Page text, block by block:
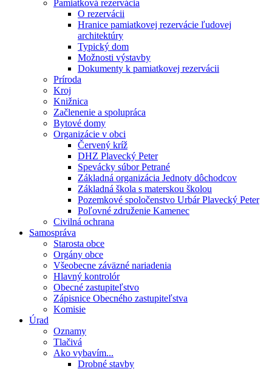
Pamiatková rezervácia
O rezervácii
Hranice pamiatkovej rezervácie ľudovej
architektúry
Typický dom
Možnosti výstavby
Dokumenty k pamiatkovej rezervácii
Príroda
Kroj
Knižnica
Začlenenie a spolupráca
Bytové domy
Organizácie v obci
Červený kríž
DHZ Plavecký Peter
Spevácky súbor Petrané
Základná organizácia Jednoty dôchodcov
Základná škola s materskou školou
Pozemkové spoločenstvo Urbár Plavecký Peter
Poľovné združenie Kamenec
Civilná ochrana
Samospráva
Starosta obce
Orgány obce
Všeobecne záväzné nariadenia
Hlavný kontrolór
Obecné zastupiteľstvo
Zápisnice Obecného zastupiteľstva
Komisie
Úrad
Oznamy
Tlačivá
Ako vybavím...
Drobné stavby